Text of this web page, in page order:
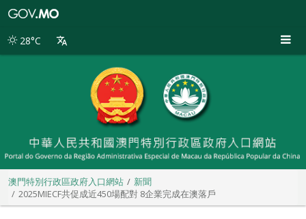
別
28°C
澳門特別行政區政府入口網站
新聞
2025MIECF共促成近450場配對 8企業完成在澳落戶